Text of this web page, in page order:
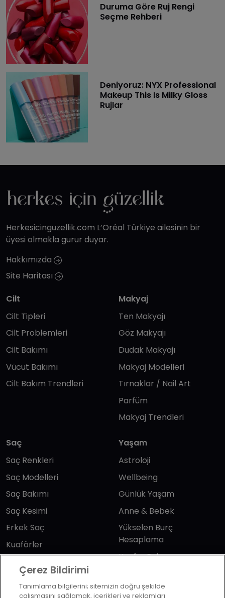
Duruma Göre Ruj Rengi
Seçme Rehberi
Deniyoruz: NYX Professional
Makeup This Is Milky Gloss
Rujlar
Herkesicinguzellik.com L’Oréal Türkiye ailesinin bir
üyesi olmakla gurur duyar.
Hakkımızda
Site Haritası
Cilt
Cilt Tipleri
Cilt Problemleri
Cilt Bakımı
Vücut Bakımı
Cilt Bakım Trendleri
Makyaj
Ten Makyajı
Göz Makyajı
Dudak Makyajı
Makyaj Modelleri
Tırnaklar / Nail Art
Parfüm
Makyaj Trendleri
Saç
Saç Renkleri
Saç Modelleri
Saç Bakımı
Saç Kesimi
Erkek Saç
Kuaförler
Yaşam
Astroloji
Wellbeing
Günlük Yaşam
Anne & Bebek
Yükselen Burç
Hesaplama
Kuafor Bulma
Bizi takip edin
Çerez Bildirimi
Tanımlama bilgilerini; sitemizin doğru şekilde
çalışmasını sağlamak, içerikleri ve reklamları